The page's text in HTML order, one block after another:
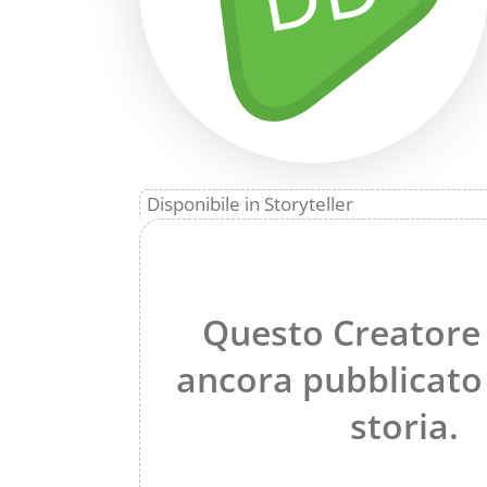
Disponibile in Storyteller
Questo
ancora
storia.